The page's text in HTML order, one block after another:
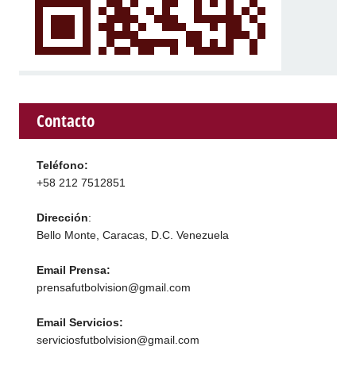
Contacto
Teléfono:
+58 212 7512851
Dirección:
Bello Monte, Caracas, D.C. Venezuela
Email Prensa:
prensafutbolvision@gmail.com
Email Servicios:
serviciosfutbolvision@gmail.com